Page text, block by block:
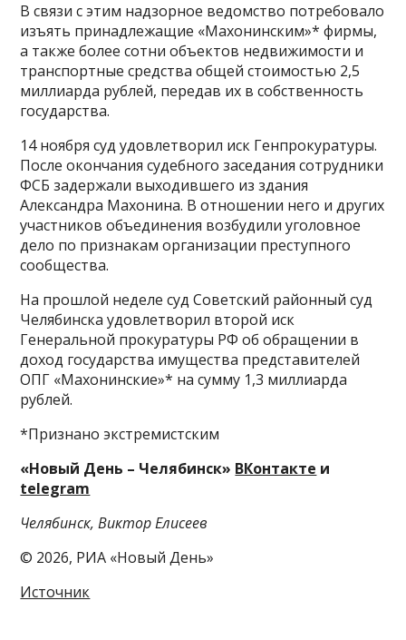
В связи с этим надзорное ведомство потребовало
изъять принадлежащие «Махонинским»* фирмы,
а также более сотни объектов недвижимости и
транспортные средства общей стоимостью 2,5
миллиарда рублей, передав их в собственность
государства.
14 ноября суд удовлетворил иск Генпрокуратуры.
После окончания судебного заседания сотрудники
ФСБ задержали выходившего из здания
Александра Махонина. В отношении него и других
участников объединения возбудили уголовное
дело по признакам организации преступного
сообщества.
На прошлой неделе суд Советский районный суд
Челябинска удовлетворил второй иск
Генеральной прокуратуры РФ об обращении в
доход государства имущества представителей
ОПГ «Махонинские»* на сумму 1,3 миллиарда
рублей.
*Признано экстремистским
«Новый День – Челябинск» ВКонтакте и
telegram
Челябинск, Виктор Елисеев
© 2026, РИА «Новый День»
Источник